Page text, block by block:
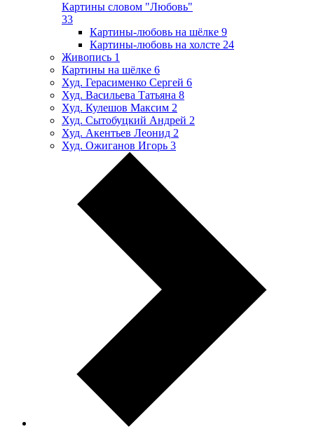
Картины словом "Любовь"
33
Картины-любовь на шёлке 9
Картины-любовь на холсте 24
Живопись 1
Картины на шёлке 6
Худ. Герасименко Сергей 6
Худ. Васильева Татьяна 8
Худ. Кулешов Максим 2
Худ. Сытобуцкий Андрей 2
Худ. Акентьев Леонид 2
Худ. Ожиганов Игорь 3